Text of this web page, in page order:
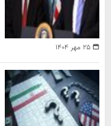
۲۵ مهر ۱۴۰۴